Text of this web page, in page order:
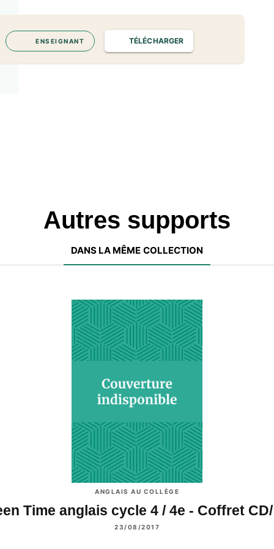
ENSEIGNANT TÉLÉCHARGER
Autres supports
DANS LA MÊME COLLECTION
ANGLAIS AU COLLÈGE
Time anglais cycle 4 / 4e - Coffret
23/08/2017